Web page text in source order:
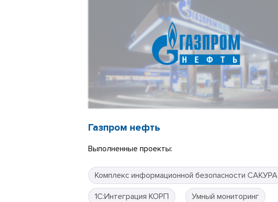
Газпром нефть
Выполненные проекты:
Комплекс информационной безопасности САКУРА
1С:Интеграция КОРП Умный мониторинг